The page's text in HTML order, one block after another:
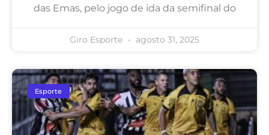
das Emas, pelo jogo de ida da semifinal do
Giro Esporte agosto 31, 2025
Esporte